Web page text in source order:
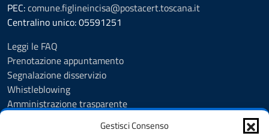
Gestisci Consenso
PEC:comune.figlineincisa@postacert.toscana.it
Centralino unico: 05591251
Leggi le FAQ
Prenotazione appuntamento
Segnalazione disservizio
Whistleblowing
Amministrazione trasparente